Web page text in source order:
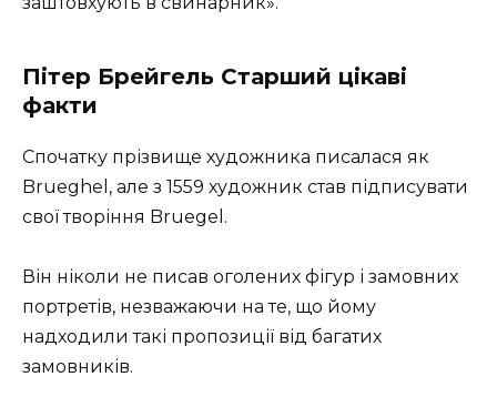
Пітер Брейгель Старший цікаві
факти
Спочатку прізвище художника писалася як
Brueghel, але з 1559 художник став підписувати
свої творіння Bruegel.
Він ніколи не писав оголених фігур і замовних
портретів, незважаючи на те, що йому
надходили такі пропозиції від багатих
замовників.